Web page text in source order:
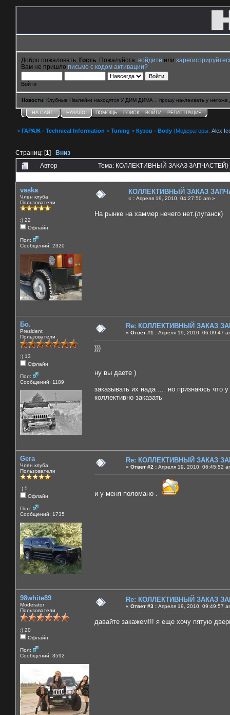
Добро пожаловать, Гость . Пожалуйста, войдите или
Вам не пришло письмо с кодом активации?
Войти
Новости: Клубные Наклейки находятся У ДИМ ДИМА . прошу наклеивать у негоже
НА САЙТ НАЧАЛО ПОМОЩЬ ПОИСК ВОЙТИ РЕГИСТРАЦИЯ
> ГАРАЖ - Technical Information > Tuning > Кузов - Body (Модераторы: Alex
Страниц: [1] Вниз
Автор
Тема: КОЛЛЕКТИВНЫЙ ЗАКАЗ ЗАПЧАСТЕЙ)
vaska
Член клуба
Пользователи
:) 22
Офлайн
Пол:
Сообщений: 2320
КОЛЛЕКТИВНЫЙ ЗАКАЗ
« : Апреля 19, 2010, 04:27:50 am »
На рынке на хаммер нечего нет.(луганск)
Бо.
President
Пользователи
:) 13
Офлайн
Пол:
Сообщений: 1189
Re: КОЛЛЕКТИВНЫЙ ЗАКАЗ
« Ответ #1 : Апреля 19, 2010, 06:09:47
)))
ну вы даете )
заказывать их нада ... но признаюсь что
коллективно заказать
Gera
Член клуба
Пользователи
:) 5
Офлайн
Пол:
Сообщений: 1735
Re: КОЛЛЕКТИВНЫЙ ЗАКАЗ
« Ответ #2 : Апреля 19, 2010, 06:45:52
и у меня поломано .
98white89
Moderator
Пользователи
:) 20
Офлайн
Пол:
Сообщений: 3592
Re: КОЛЛЕКТИВНЫЙ ЗАКАЗ
« Ответ #3 : Апреля 19, 2010, 09:49:57
давайте закажем!!! я еще хочу пятую